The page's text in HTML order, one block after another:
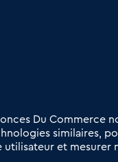
?
Du Commerce
similaires,
utilisateur et mesurer